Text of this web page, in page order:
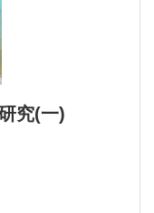
究(一)